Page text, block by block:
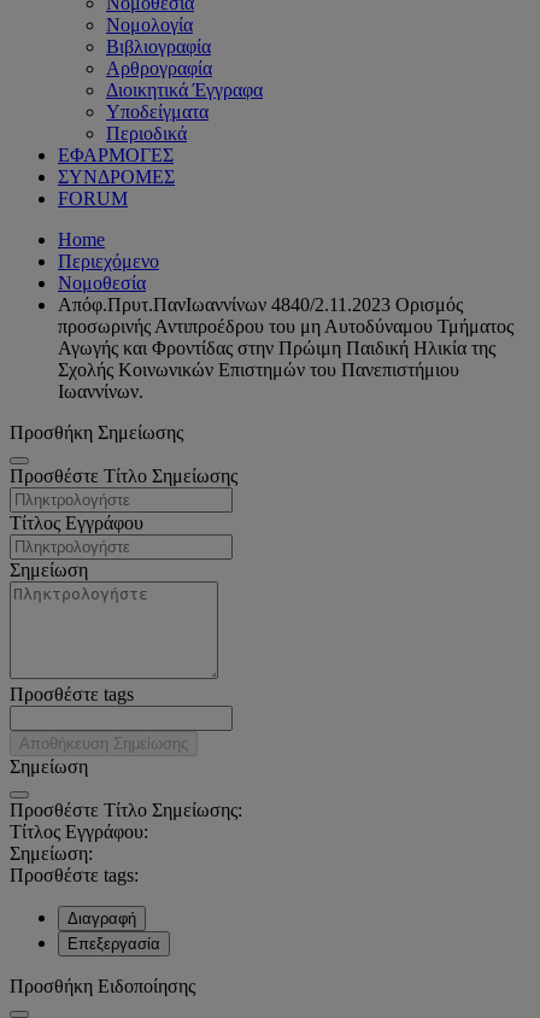
Νομολογία
Βιβλιογραφία
Αρθρογραφία
Διοικητικά Έγγραφα
Υποδείγματα
Περιοδικά
ΕΦΑΡΜΟΓΕΣ
ΣΥΝΔΡΟΜΕΣ
FORUM
Home
Περιεχόμενο
Νομοθεσία
Απόφ.Πρυτ.ΠανΙωαννίνων 4840/2.11.2023 Ορισμός
προσωρινής Αντιπροέδρου του μη Αυτοδύναμου Τμήματος
Αγωγής και Φροντίδας στην Πρώιμη Παιδική Ηλικία της
Σχολής Κοινωνικών Επιστημών του Πανεπιστήμιου
Ιωαννίνων.
Προσθήκη Σημείωσης
Προσθέστε Τίτλο Σημείωσης
Τίτλος Εγγράφου
Σημείωση
Προσθέστε tags
Αποθήκευση Σημείωσης
Σημείωση
Προσθέστε Τίτλο Σημείωσης:
Τίτλος Εγγράφου:
Σημείωση:
Προσθέστε tags:
Διαγραφή
Επεξεργασία
Προσθήκη Ειδοποίησης